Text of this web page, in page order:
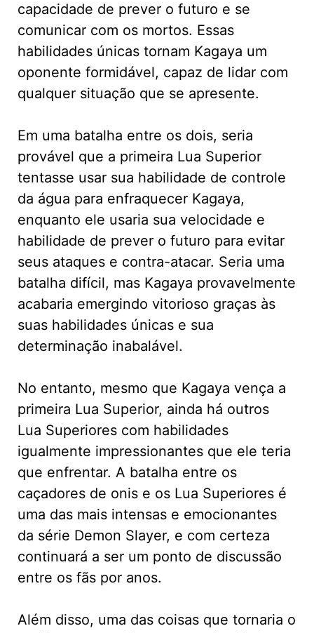
capacidade de prever o futuro e se
comunicar com os mortos. Essas
habilidades únicas tornam Kagaya um
oponente formidável, capaz de lidar com
qualquer situação que se apresente.
Em uma batalha entre os dois, seria
provável que a primeira Lua Superior
tentasse usar sua habilidade de controle
da água para enfraquecer Kagaya,
enquanto ele usaria sua velocidade e
habilidade de prever o futuro para evitar
seus ataques e contra-atacar. Seria uma
batalha difícil, mas Kagaya provavelmente
acabaria emergindo vitorioso graças às
suas habilidades únicas e sua
determinação inabalável.
No entanto, mesmo que Kagaya vença a
primeira Lua Superior, ainda há outros
Lua Superiores com habilidades
igualmente impressionantes que ele teria
que enfrentar. A batalha entre os
caçadores de onis e os Lua Superiores é
uma das mais intensas e emocionantes
da série Demon Slayer, e com certeza
continuará a ser um ponto de discussão
entre os fãs por anos.
Além disso, uma das coisas que tornaria o